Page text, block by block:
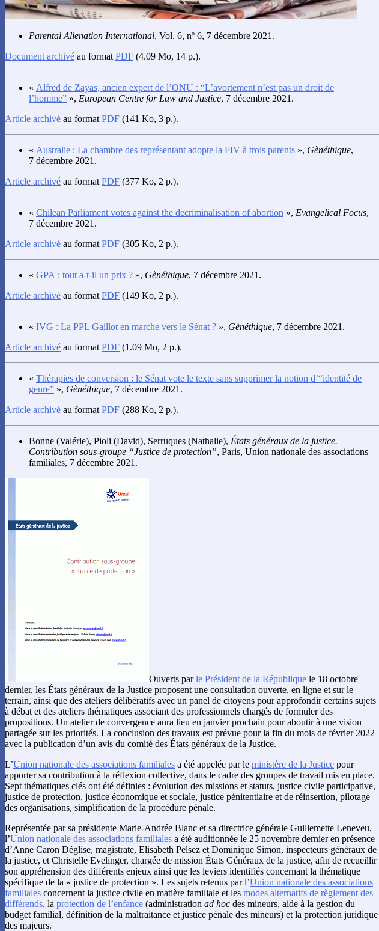
Parental Alienation International, Vol. 6, nº 6, 7 décembre 2021.
Document archivé au format PDF (4.09 Mo, 14 p.).
« Alfred de Zayas, ancien expert de l’ONU : “L’avortement n’est pas un droit de
l’homme” », European Centre for Law and Justice, 7 décembre 2021.
Article archivé au format PDF (141 Ko, 3 p.).
« Australie : La chambre des représentant adopte la FIV à trois parents », Gènéthique,
7 décembre 2021.
Article archivé au format PDF (377 Ko, 2 p.).
« Chilean Parliament votes against the decriminalisation of abortion », Evangelical Focus,
7 décembre 2021.
Article archivé au format PDF (305 Ko, 2 p.).
« GPA : tout a-t-il un prix ? », Gènéthique, 7 décembre 2021.
Article archivé au format PDF (149 Ko, 2 p.).
« IVG : La PPL Gaillot en marche vers le Sénat ? », Gènéthique, 7 décembre 2021.
Article archivé au format PDF (1.09 Mo, 2 p.).
« Thérapies de conversion : le Sénat vote le texte sans supprimer la notion d’“identité de
genre” », Gènéthique, 7 décembre 2021.
Article archivé au format PDF (288 Ko, 2 p.).
Bonne (Valérie), Pioli (David), Serruques (Nathalie), États généraux de la justice.
Contribution sous-groupe “Justice de protection”, Paris, Union nationale des associations
familiales, 7 décembre 2021.
Ouverts parle Président de la République le 18 octobre
dernier, les États généraux de la Justice proposent une consultation ouverte, en ligne et sur le
terrain, ainsi que des ateliers délibératifs avec un panel de citoyens pour approfondir certains sujets
à débat et des ateliers thématiques associant des professionnels chargés de formuler des
propositions. Un atelier de convergence aura lieu en janvier prochain pour aboutir à une vision
partagée sur les priorités. La conclusion des travaux est prévue pour la fin du mois de février 2022
avec la publication d’un avis du comité des États généraux de la Justice.
L’Union nationale des associations familiales a été appelée par le ministère de la Justice pour
apporter sa contribution à la réflexion collective, dans le cadre des groupes de travail mis en place.
Sept thématiques clés ont été définies : évolution des missions et statuts, justice civile participative,
justice de protection, justice économique et sociale, justice pénitentiaire et de réinsertion, pilotage
des organisations, simplification de la procédure pénale.
Représentée par sa présidente Marie-Andrée Blanc et sa directrice générale Guillemette Leneveu,
l’Union nationale des associations familiales a été auditionnée le 25 novembre dernier en présence
d’Anne Caron Déglise, magistrate, Elisabeth Pelsez et Dominique Simon, inspecteurs généraux de
la justice, et Christelle Evelinger, chargée de mission États Généraux de la justice, afin de recueillir
son appréhension des différents enjeux ainsi que les leviers identifiés concernant la thématique
spécifique de la « justice de protection ». Les sujets retenus par l’Union nationale des associations
familiales concernent la justice civile en matière familiale et les modes alternatifs de règlement des
différends, la protection de l’enfance (administration ad hoc des mineurs, aide à la gestion du
budget familial, définition de la maltraitance et justice pénale des mineurs) et la protection juridique
des majeurs.